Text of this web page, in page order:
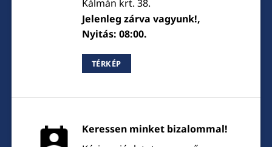
Kálmán krt. 38.
Jelenleg zárva vagyunk!,
Nyitás: 08:00.
TÉRKÉP
Keressen minket bizalommal!